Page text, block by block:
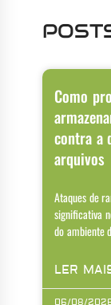
Como
contra a
arquivos
Ataques de
significativa
do ambiente
LER
06/08/